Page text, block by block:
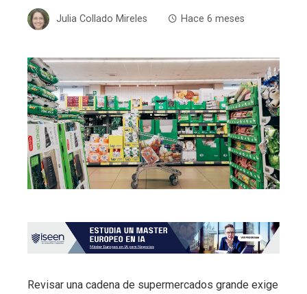
Julia Collado Mireles Hace 6 meses
Revisar una cadena de supermercados grande exige